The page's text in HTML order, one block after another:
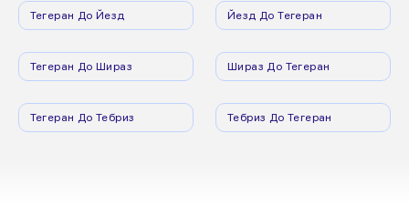
Тегеран До Йезд Йезд До Тегеран
Тегеран До Шираз Шираз До Тегеран
Тегеран До Тебриз Тебриз До Тегеран